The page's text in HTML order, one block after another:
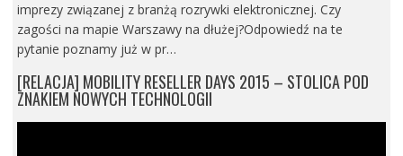
imprezy związanej z branżą rozrywki elektronicznej. Czy
zagości na mapie Warszawy na dłużej?Odpowiedź na te
pytanie poznamy już w pr…
[RELACJA] MOBILITY RESELLER DAYS 2015 – STOLICA POD
ZNAKIEM NOWYCH TECHNOLOGII